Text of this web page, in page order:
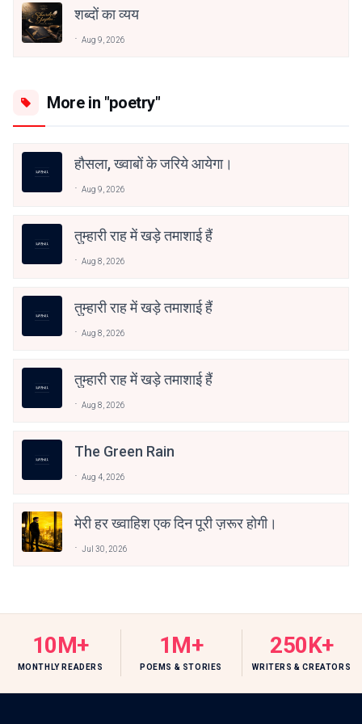
शब्दों का व्यय
Aug 9, 2026
More in "poetry"
हौसला, ख्वाबों के जरिये आयेगा।
Aug 9, 2026
तुम्हारी राह में खड़े तमाशाई हैं
Aug 8, 2026
तुम्हारी राह में खड़े तमाशाई हैं
Aug 8, 2026
तुम्हारी राह में खड़े तमाशाई हैं
Aug 8, 2026
The Green Rain
Aug 4, 2026
मेरी हर ख्वाहिश एक दिन पूरी ज़रूर होगी।
Jul 30, 2026
10M+
MONTHLY READERS
1M+
POEMS & STORIES
250K+
WRITERS & CREATORS